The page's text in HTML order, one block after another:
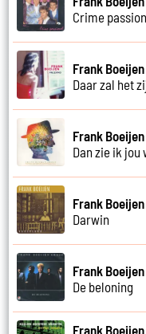
Crime
Frank Boeijen
Daar zal het
Frank
Dan zie ik jou
Frank Boeijen
Darwin
Frank
De beloning
Frank